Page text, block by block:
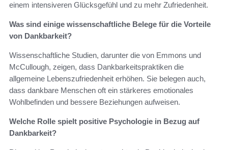
einem intensiveren Glücksgefühl und zu mehr Zufriedenheit.
Was sind einige wissenschaftliche Belege für die Vorteile
von Dankbarkeit?
Wissenschaftliche Studien, darunter die von Emmons und
McCullough, zeigen, dass Dankbarkeitspraktiken die
allgemeine Lebenszufriedenheit erhöhen. Sie belegen auch,
dass dankbare Menschen oft ein stärkeres emotionales
Wohlbefinden und bessere Beziehungen aufweisen.
Welche Rolle spielt positive Psychologie in Bezug auf
Dankbarkeit?